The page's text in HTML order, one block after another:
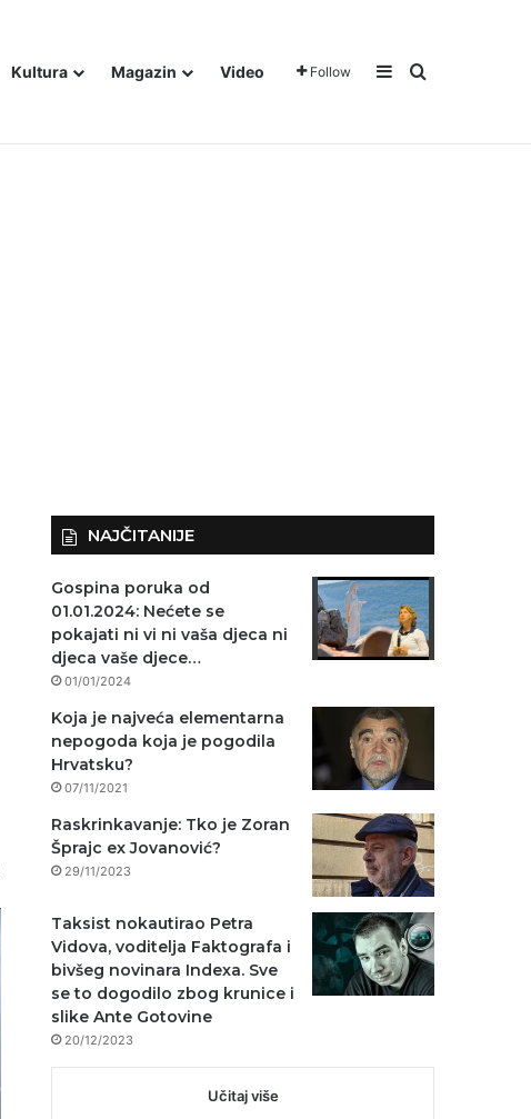
Kultura Magazin Video Follow Sidebar
Traži
NAJČITANIJE
Gospina poruka od
01.01.2024: Nećete se
pokajati ni vi ni vaša djeca ni
djeca vaše djece…
01/01/2024
Koja je najveća elementarna
nepogoda koja je pogodila
Hrvatsku?
07/11/2021
Raskrinkavanje: Tko je Zoran
Šprajc ex Jovanović?
29/11/2023
Taksist nokautirao Petra
Vidova, voditelja Faktografa i
bivšeg novinara Indexa. Sve
se to dogodilo zbog krunice i
slike Ante Gotovine
20/12/2023
Učitaj više